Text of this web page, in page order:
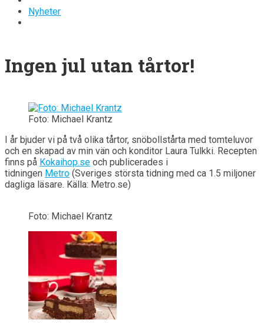
Nyheter
Ingen jul utan tårtor!
Foto: Michael Krantz
I år bjuder vi på två olika tårtor, snöbollstårta med tomteluvor
och en skapad av min vän och konditor Laura Tulkki. Recepten
finns på Kokaihop.se och publicerades i
tidningen Metro (Sveriges största tidning med ca 1.5 miljoner
dagliga läsare. Källa: Metro.se)
Foto: Michael Krantz